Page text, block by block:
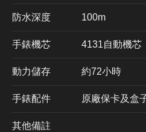
防水深度 100m
手錶機芯 ​4131自動機芯
動力儲存 約72小時
手錶配件 原廠保卡及盒
其他備註